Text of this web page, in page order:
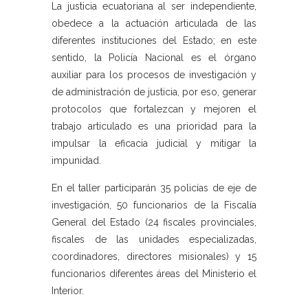
La justicia ecuatoriana al ser independiente,
obedece a la actuación articulada de las
diferentes instituciones del Estado; en este
sentido, la Policía Nacional es el órgano
auxiliar para los procesos de investigación y
de administración de justicia, por eso, generar
protocolos que fortalezcan y mejoren el
trabajo articulado es una prioridad para la
impulsar la eficacia judicial y mitigar la
impunidad.
En el taller participarán 35 policías de eje de
investigación, 50 funcionarios de la Fiscalía
General del Estado (24 fiscales provinciales,
fiscales de las unidades especializadas,
coordinadores, directores misionales) y 15
funcionarios diferentes áreas del Ministerio el
Interior.